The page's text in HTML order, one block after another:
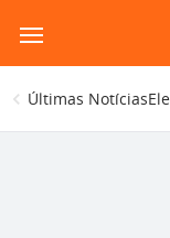
para
o
conteúdo
Últimas Notícias